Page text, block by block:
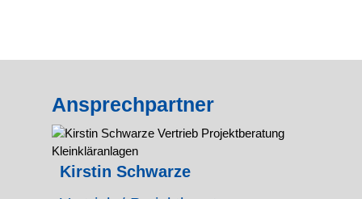
Ansprechpartner
Kirstin Schwarze